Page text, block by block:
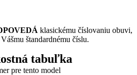
klasickému číslovaniu obuvi,
štandardnému číslu.
tabuľka
pre tento model